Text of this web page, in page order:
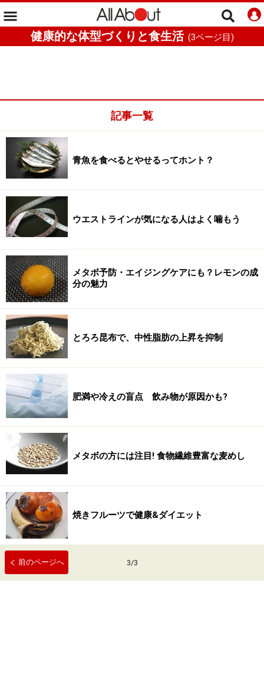
健康的な体型づくりと食生活 (3ページ目)
記事一覧
青魚を食べるとやせるってホント？
ウエストラインが気になる人はよく噛もう
メタボ予防・エイジングケアにも？レモンの成
分の魅力
とろろ昆布で、中性脂肪の上昇を抑制
肥満や冷えの盲点 飲み物が原因かも?
メタボの方には注目! 食物繊維豊富な麦めし
焼きフルーツで健康&ダイエット
前のページへ 3/3